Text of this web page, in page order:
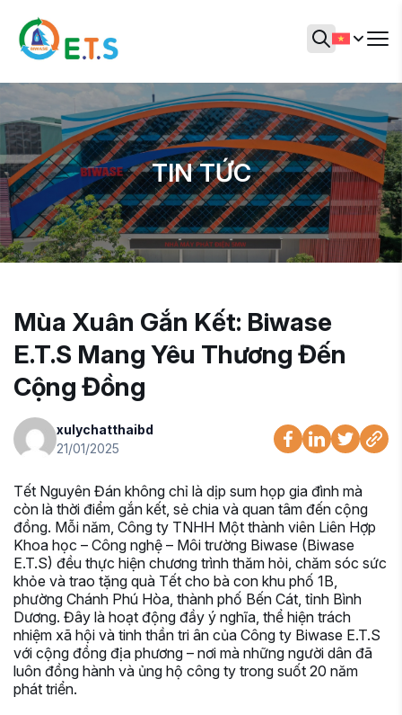
TIN TỨC
Mùa Xuân Gắn Kết: Biwase
E.T.S Mang Yêu Thương Đến
Cộng Đồng
xulychatthaibd
21/01/2025
Tết Nguyên Đán không chỉ là dịp sum họp gia đình mà
còn là thời điểm gắn kết, sẻ chia và quan tâm đến cộng
đồng. Mỗi năm, Công ty TNHH Một thành viên Liên Hợp
Khoa học – Công nghệ – Môi trường Biwase (Biwase
E.T.S) đều thực hiện chương trình thăm hỏi, chăm sóc sức
khỏe và trao tặng quà Tết cho bà con khu phố 1B,
phường Chánh Phú Hòa, thành phố Bến Cát, tỉnh Bình
Dương. Đây là hoạt động đầy ý nghĩa, thể hiện trách
nhiệm xã hội và tinh thần tri ân của Công ty Biwase E.T.S
với cộng đồng địa phương – nơi mà những người dân đã
luôn đồng hành và ủng hộ công ty trong suốt 20 năm
phát triển.